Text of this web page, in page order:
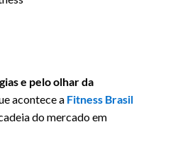
e pelo olhar da
acontece a Fitness Brasil
do mercado em